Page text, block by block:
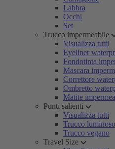
Labbra
Occhi
Set
Trucco impermeabile
Visualizza tutti
Eyeliner
Fondotinta
Mascara
Correttore
Ombretto
Matite
Punti salienti
Visualizza tutti
Trucco luminoso
Trucco vegano
Travel Size